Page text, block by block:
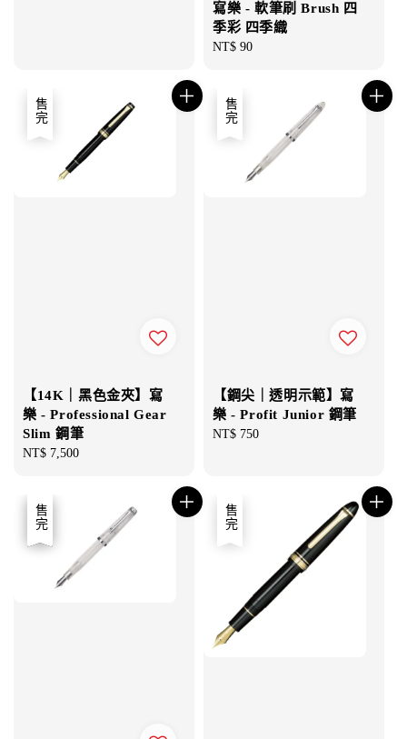
寫樂 - 軟筆刷 Brush 四
季彩 四季織
Regular
NT$ 90
售完
【14K｜黑色金夾】寫
樂 - Professional Gear
Slim 鋼筆
Regular
NT$ 7,500
售完
【鋼尖｜透明示範】寫
樂 - Profit Junior 鋼筆
Regular
NT$ 750
優惠
售完 售完